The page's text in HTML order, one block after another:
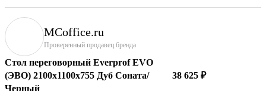
MCoffice.ru
Проверенный продавец бренда
Стол переговорный Everprof EVO
(ЭВО) 2100х1100x755 Дуб Соната/
Черный
38 625 ₽